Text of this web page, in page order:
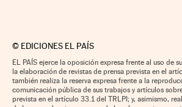
© EDICIONES EL PAÍS
EL PAÍS ejerce la oposición expresa frente al uso de
la elaboración de revistas de prensa prevista en el
también realiza la reserva expresa frente a la
comunicación pública de sus trabajos y artículos
prevista en el artículo 33.1 del TRLPI; y, asimismo,